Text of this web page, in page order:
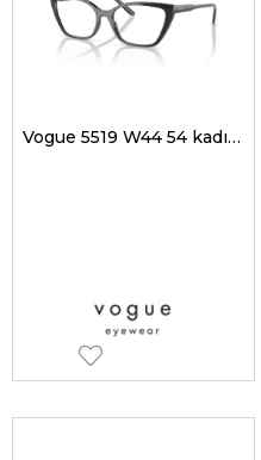
Vogue 5519 W44 54 kadın Optik Gözlükler